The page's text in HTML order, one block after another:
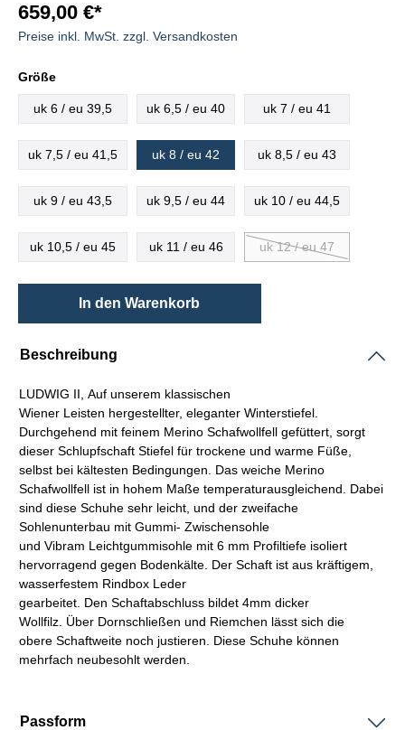
659,00 €*
Preise inkl. MwSt. zzgl. Versandkosten
Größe
uk 6 / eu 39,5 uk 6,5 / eu 40 uk 7 / eu 41
uk 7,5 / eu 41,5 uk 8 / eu 42 uk 8,5 / eu 43
uk 9 / eu 43,5 uk 9,5 / eu 44 uk 10 / eu 44,5
uk 10,5 / eu 45 uk 11 / eu 46 uk 12 / eu 47
In den Warenkorb
Beschreibung
LUDWIG II, Auf unserem klassischen
Wiener Leisten hergestellter, eleganter Winterstiefel.
Durchgehend mit feinem Merino Schafwollfell gefüttert, sorgt
dieser Schlupfschaft Stiefel für trockene und warme Füße,
selbst bei kältesten Bedingungen. Das weiche Merino
Schafwollfell ist in hohem Maße temperaturausgleichend. Dabei
sind diese Schuhe sehr leicht, und der zweifache
Sohlenunterbau mit Gummi- Zwischensohle
und Vibram Leichtgummisohle mit 6 mm Profiltiefe isoliert
hervorragend gegen Bodenkälte. Der Schaft ist aus kräftigem,
wasserfestem Rindbox Leder
gearbeitet. Den Schaftabschluss bildet 4mm dicker
Wollfilz. Über Dornschließen und Riemchen lässt sich die
obere Schaftweite noch justieren. Diese Schuhe können
mehrfach neubesohlt werden.
Passform